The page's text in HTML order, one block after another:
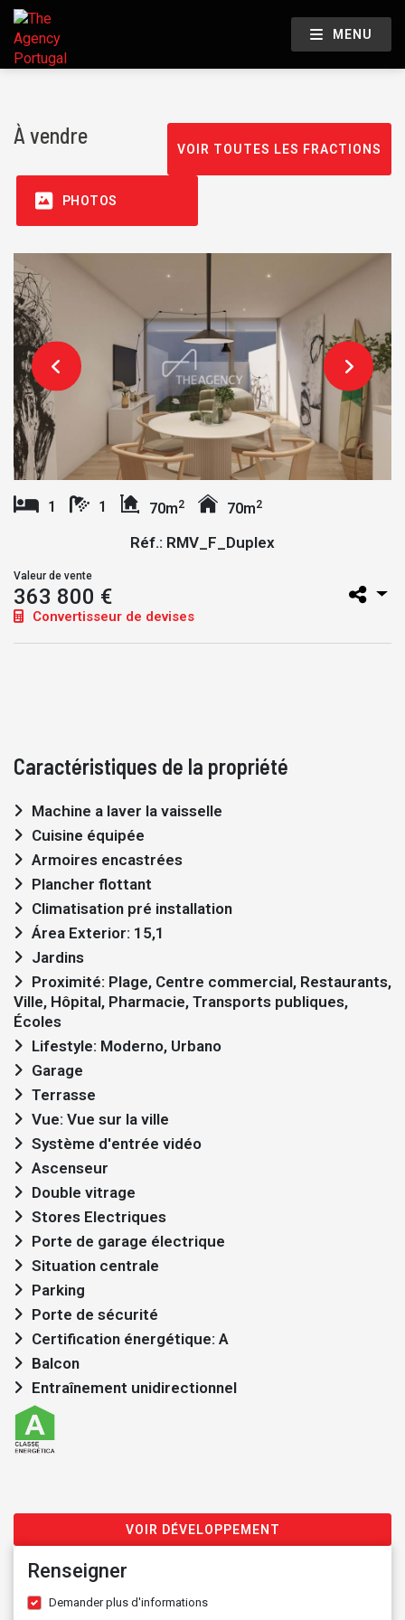
MENU
À vendre
VOIR TOUTES LES FRACTIONS
PHOTOS
1 1 70m2 70m2
Réf.: RMV_F_Duplex
Valeur de vente
363 800 €
Convertisseur de devises
Caractéristiques de la propriété
Machine a laver la vaisselle
Cuisine équipée
Armoires encastrées
Plancher flottant
Climatisation pré installation
Área Exterior: 15,1
Jardins
Ville, Hôpital, Pharmacie, Transports publiques,
Écoles
Lifestyle: Moderno, Urbano
Garage
Terrasse
Vue: Vue sur la ville
Système d'entrée vidéo
Ascenseur
Double vitrage
Stores Electriques
Porte de garage électrique
Situation centrale
Parking
Porte de sécurité
Certification énergétique: A
Balcon
Entraînement unidirectionnel
VOIR DÉVELOPPEMENT
Renseigner
Demander plus d'informations